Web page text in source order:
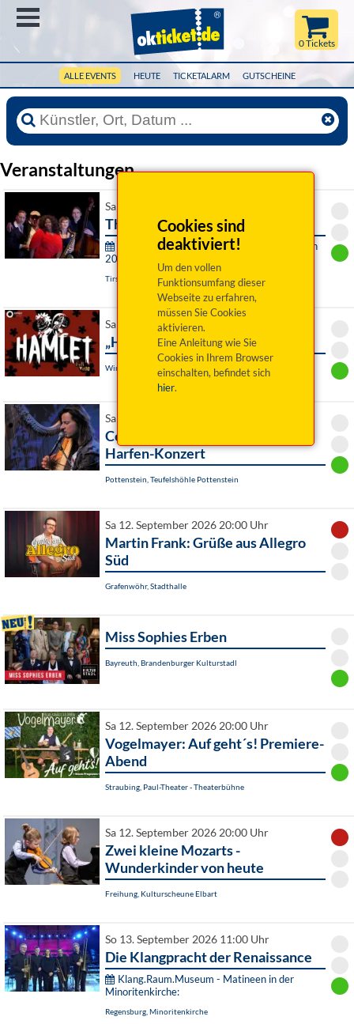
ALLE EVENTS HEUTE TICKETALARM GUTSCHEINE
0 Tickets
Cookies sind
deaktiviert!
Um den vollen
Funktionsumfang dieser
Webseite zu erfahren,
müssen Sie Cookies
aktivieren.
Eine Anleitung wie Sie
Cookies in Ihrem Browser
einschalten, befindet sich
hier.
Veranstaltungen
Sa 12. September 2026 19:30 Uhr
The Ballroomshakers
Theater & Konzerte der Stadt Tirschenreuth
2026/2027:
Tirschenreuth, Kultur- und VAZ Kettelerhaus
Sa 12. September 2026 20:00 Uhr
„Hamlet for you“
Windischeschenbach / OT Neuhaus, Schafferhof
Sa 12. September 2026 20:00 Uhr
Celtic feelings - romantisches
Harfen-Konzert
Pottenstein, Teufelshöhle Pottenstein
Sa 12. September 2026 20:00 Uhr
Martin Frank: Grüße aus Allegro
Süd
Grafenwöhr, Stadthalle
Miss Sophies Erben
Bayreuth, Brandenburger Kulturstadl
Sa 12. September 2026 20:00 Uhr
Vogelmayer: Auf geht´s! Premiere-
Abend
Straubing, Paul-Theater - Theaterbühne
Sa 12. September 2026 20:00 Uhr
Zwei kleine Mozarts -
Wunderkinder von heute
Freihung, Kulturscheune Elbart
So 13. September 2026 11:00 Uhr
Die Klangpracht der Renaissance
Klang.Raum.Museum - Matineen in der
Minoritenkirche:
Regensburg, Minoritenkirche